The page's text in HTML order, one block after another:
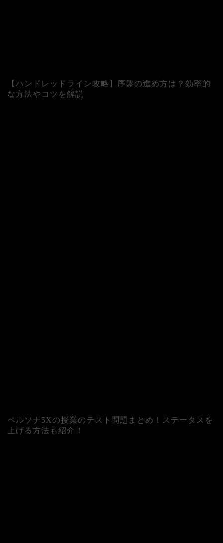
【ハンドレッドライン攻略】序盤の進め方は？効率的
な方法やコツを解説
ペルソナ5Xの授業のテスト問題まとめ！ステータスを
上げる方法も紹介！